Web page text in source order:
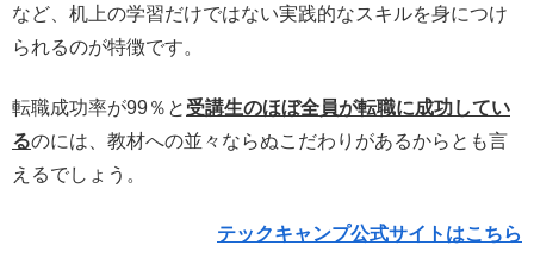
など、机上の学習だけではない実践的なスキルを身につけ
られるのが特徴です。
転職成功率が99％と 受講生のほぼ全員が転職に成功してい
るのには、教材への並々ならぬこだわりがあるからとも言
えるでしょう。
テックキャンプ公式サイトはこちら